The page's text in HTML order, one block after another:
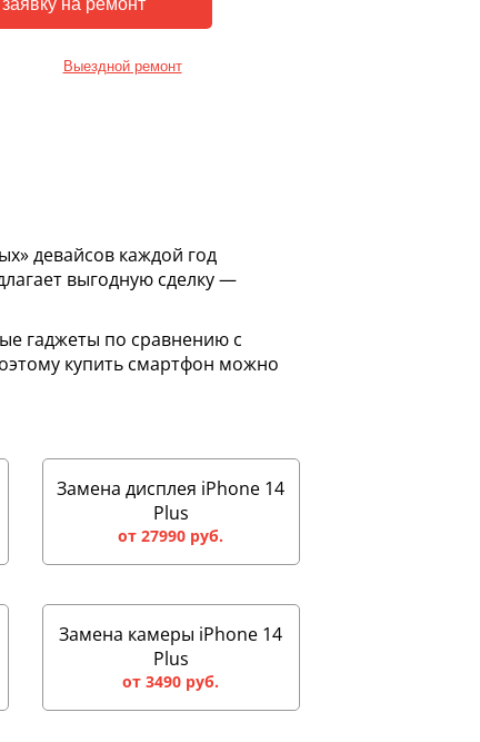
Выездной ремонт
девайсов каждой год
выгодную сделку —
гаджеты по сравнению с
купить смартфон можно
Замена дисплея iPhone 14
Plus
от 27990 руб.
Замена камеры iPhone 14
Plus
от 3490 руб.